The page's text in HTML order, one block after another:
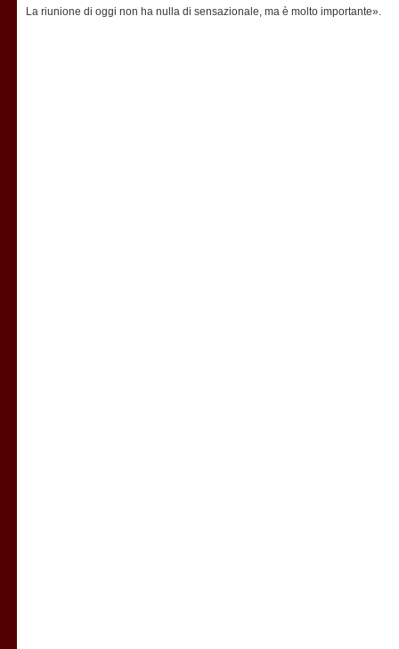
La riunione di oggi non ha nulla di sensazionale, ma è molto importante».